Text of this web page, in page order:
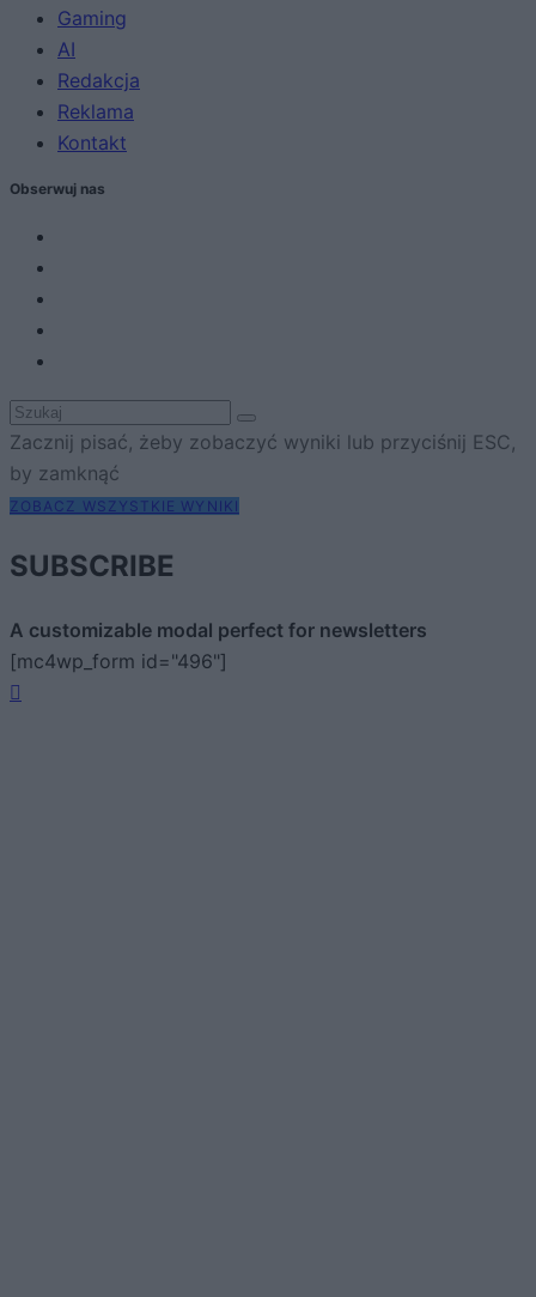
Gaming
AI
Redakcja
Reklama
Kontakt
Obserwuj nas
Zacznij pisać, żeby zobaczyć wyniki lub przyciśnij ESC,
by zamknąć
ZOBACZ WSZYSTKIE WYNIKI
SUBSCRIBE
A customizable modal perfect for newsletters
[mc4wp_form id="496"]